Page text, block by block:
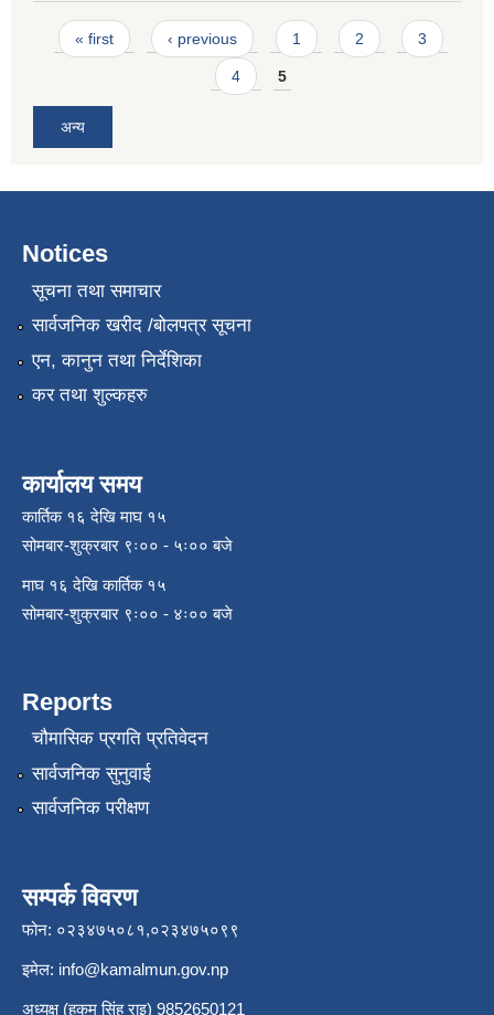
Pages
« first ‹ previous 1 2 3
4 5
अन्य
Notices
सूचना तथा समाचार
सार्वजनिक खरीद /बोलपत्र सूचना
एन, कानुन तथा निर्देशिका
कर तथा शुल्कहरु
कार्यालय समय
कार्तिक १६ देखि माघ १५
सोमबार-शुक्रबार ९ः०० - ५ः०० बजे
माघ १६ देखि कार्तिक १५
सोमबार-शुक्रबार ९ः०० - ४ः०० बजे
Reports
चौमासिक प्रगति प्रतिवेदन
सार्वजनिक सुनुवाई
सार्वजनिक परीक्षण
सम्पर्क विवरण
फोन: ०२३४७५०८१,०२३४७५०९९
इमेल: info@kamalmun.gov.np
अध्यक्ष (हुकुम सिंह राइ) 9852650121